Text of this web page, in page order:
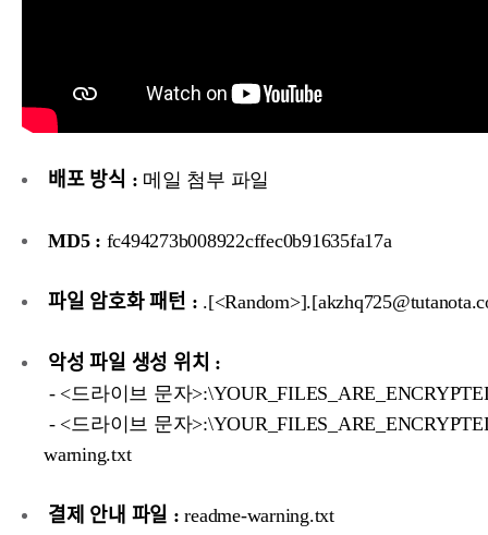
배포 방식 : 메일 첨부 파일
MD5 : fc494273b008922cffec0b91635fa17a
파일 암호화 패턴 :
악성 파일 생성 위치 :
- <드라이브 문자
- <드라이브 문자
warning.txt
결제 안내 파일 : readme-warning.txt